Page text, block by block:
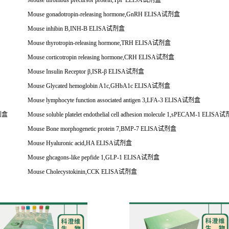
Mouse gonadotropin-releasing hormone,GnRH ELISA试剂盒
Mouse inhibin B,INH-B ELISA试剂盒
Mouse thyrotropin-releasing hormone,TRH ELISA试剂盒
Mouse corticotropin releasing hormone,CRH ELISA试剂盒
Mouse Insulin Receptor β,ISR-β ELISA试剂盒
Mouse Glycated hemoglobin A1c,GHbA1c ELISA试剂盒
Mouse lymphocyte function associated antigen 3,LFA-3 ELISA试剂盒
盒
Mouse soluble platelet endothelial cell adhesion molecule 1,sPECAM-1 ELISA试
Mouse Bone morphogenetic protein 7,BMP-7 ELISA试剂盒
Mouse Hyaluronic acid,HA ELISA试剂盒
Mouse ghcagons-like pepfide 1,GLP-1 ELISA试剂盒
Mouse Cholecystokinin,CCK ELISA试剂盒